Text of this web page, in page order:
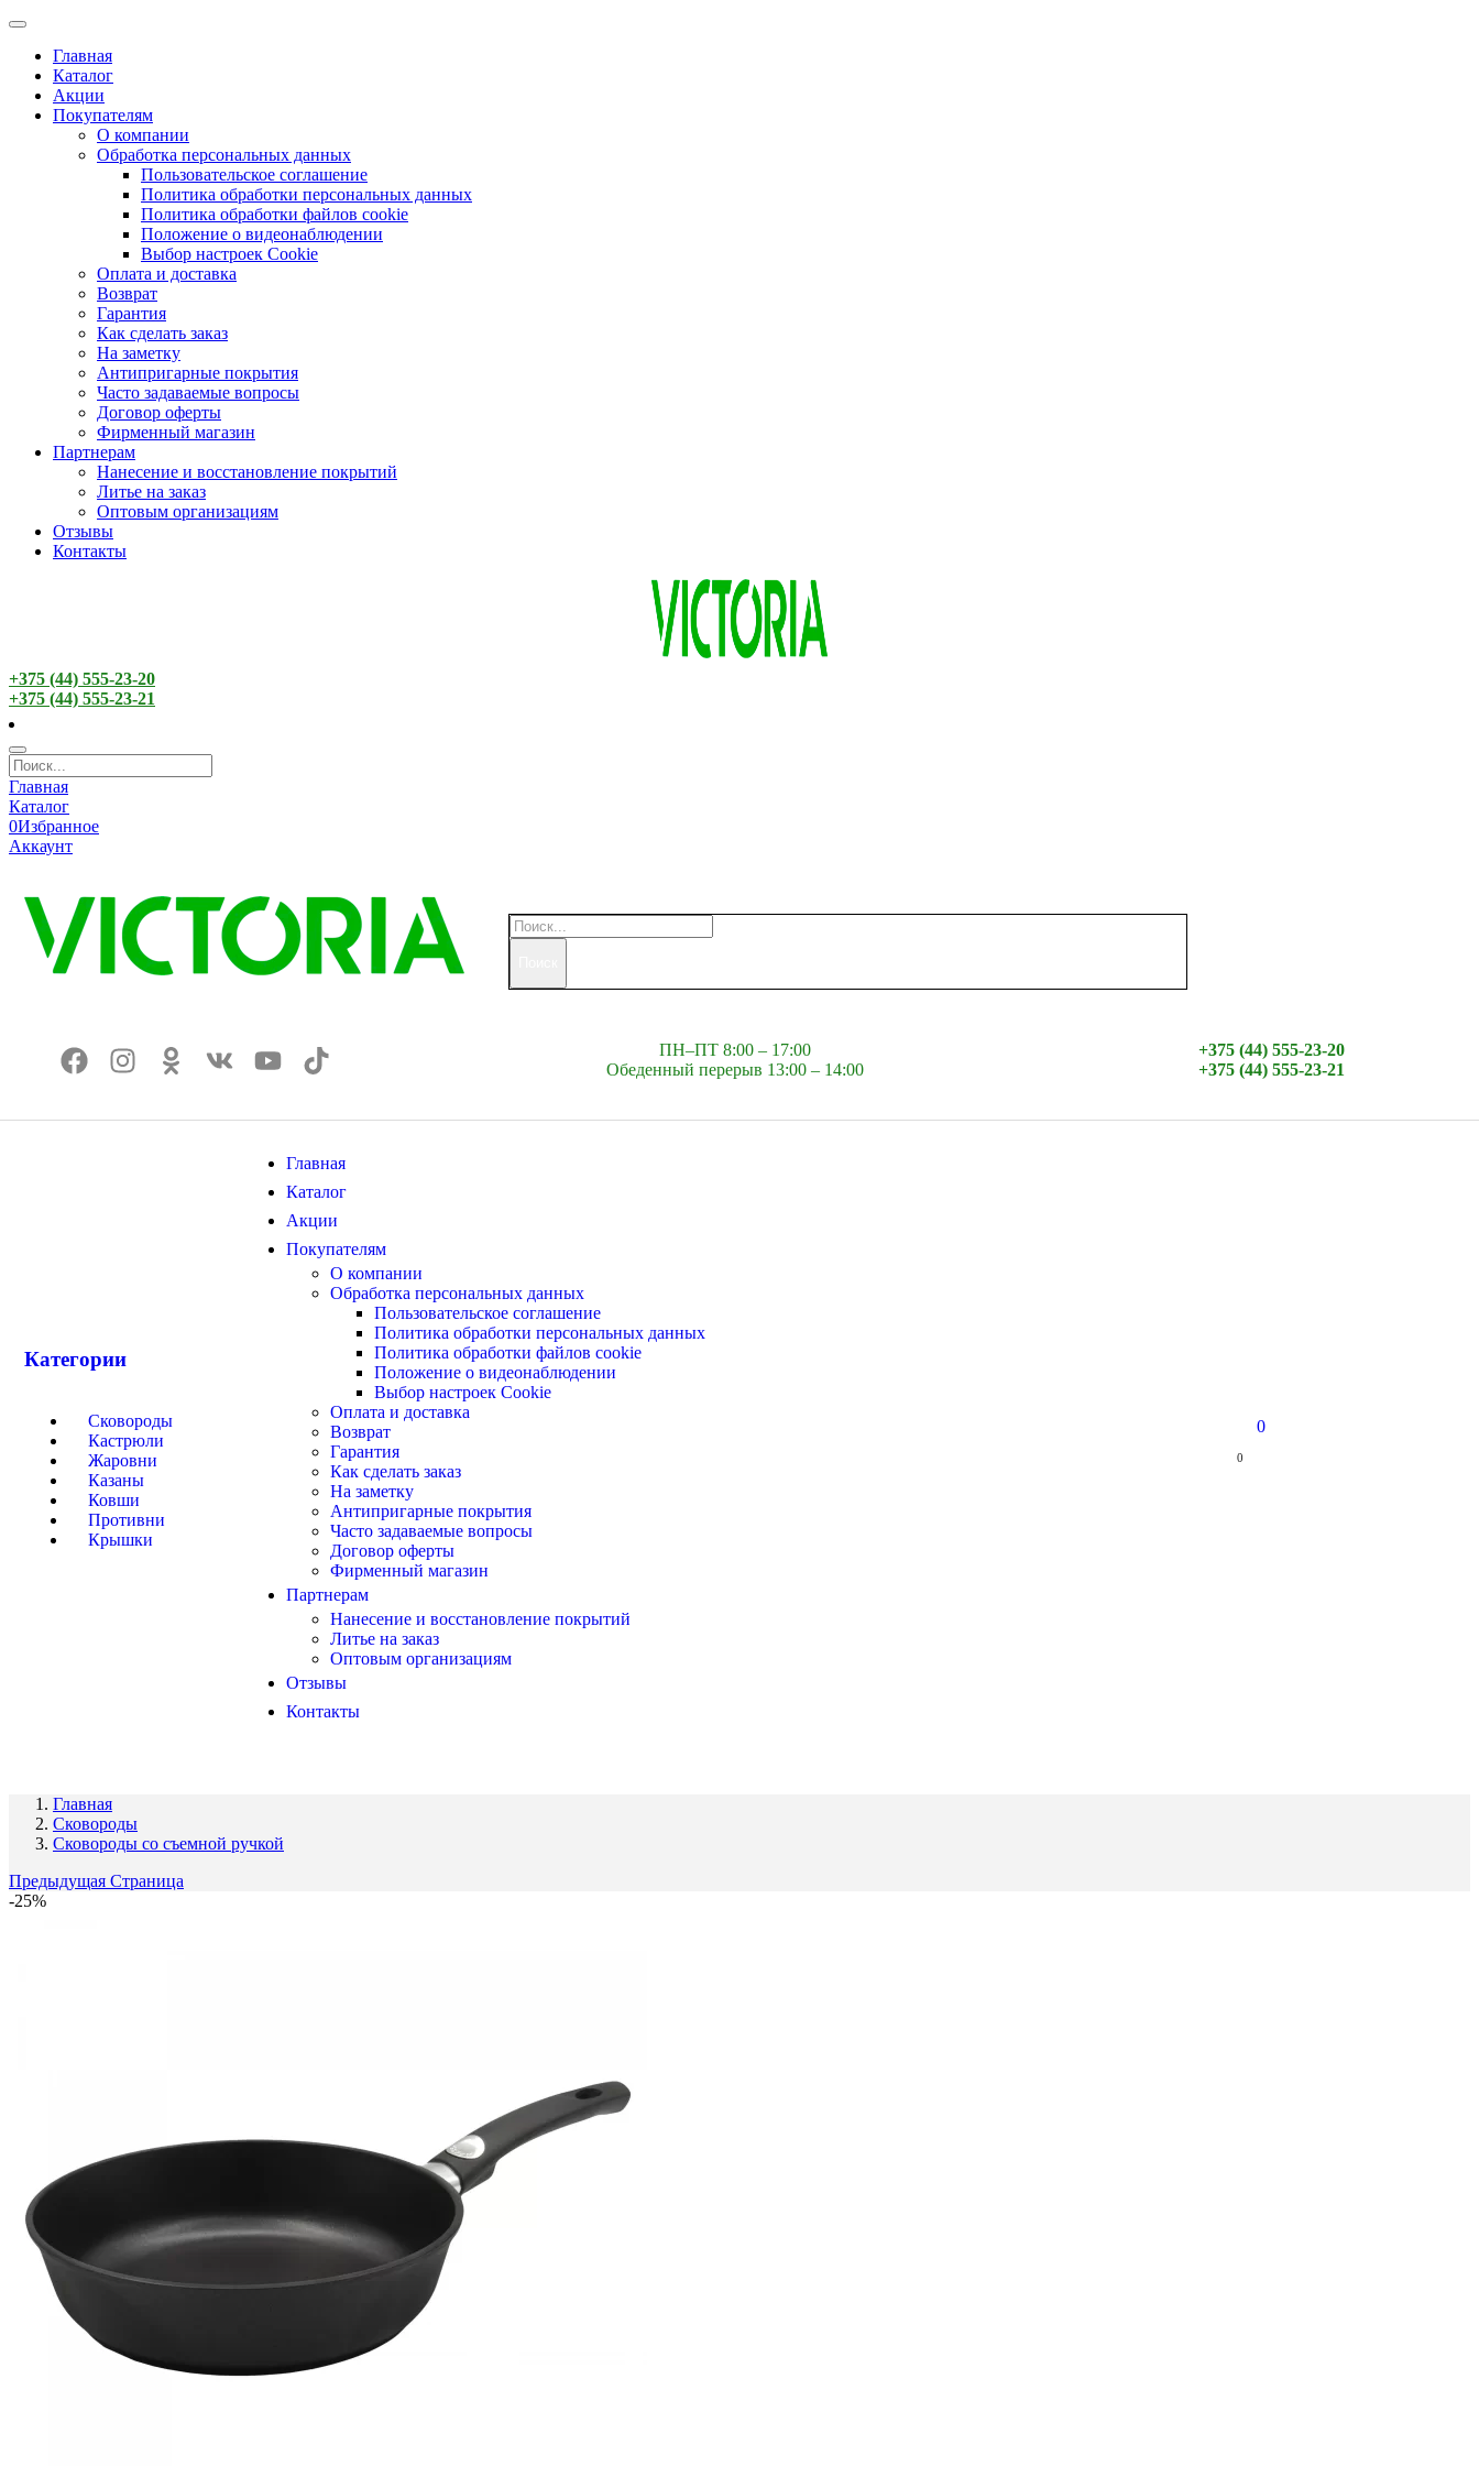
Главная
Каталог
Акции
Покупателям
О компании
Обработка персональных данных
Пользовательское соглашение
Политика обработки персональных данных
Политика обработки файлов cookie
Положение о видеонаблюдении
Выбор настроек Cookie
Оплата и доставка
Возврат
Гарантия
Как сделать заказ
На заметку
Антипригарные покрытия
Часто задаваемые вопросы
Договор оферты
Фирменный магазин
Партнерам
Нанесение и восстановление покрытий
Литье на заказ
Оптовым организациям
Отзывы
Контакты
+375 (44) 555-23-20
+375 (44) 555-23-21
Главная
Каталог
0Избранное
Аккаунт
ПН–ПТ 8:00 – 17:00
Обеденный перерыв 13:00 – 14:00
+375 (44) 555-23-20
+375 (44) 555-23-21
Категории
Сковороды
Кастрюли
Жаровни
Казаны
Ковши
Противни
Крышки
Главная
Каталог
Акции
Покупателям
О компании
Обработка персональных данных
Пользовательское соглашение
Политика обработки персональных данных
Политика обработки файлов cookie
Положение о видеонаблюдении
Выбор настроек Cookie
Оплата и доставка
Возврат
Гарантия
Как сделать заказ
На заметку
Антипригарные покрытия
Часто задаваемые вопросы
Договор оферты
Фирменный магазин
Партнерам
Нанесение и восстановление покрытий
Литье на заказ
Оптовым организациям
Отзывы
Контакты
0
0
Главная
Сковороды
Сковороды со съемной ручкой
Предыдущая Страница
-25%